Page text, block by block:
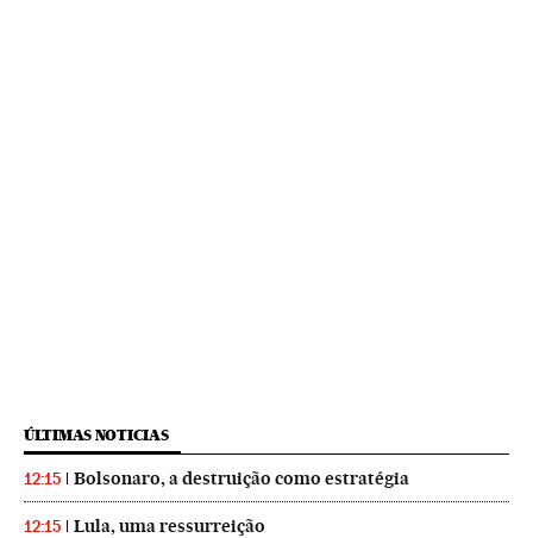
ÚLTIMAS NOTICIAS
12:15 Bolsonaro, a destruição como estratégia
12:15 Lula, uma ressurreição